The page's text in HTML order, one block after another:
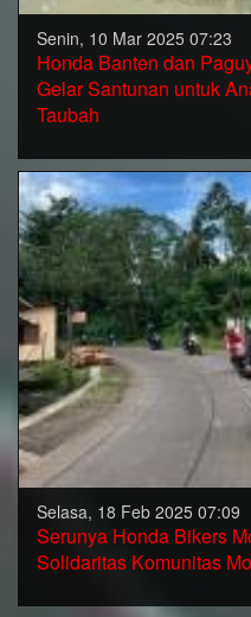
Senin, 10 Mar 2025 07:23
Honda Banten dan
Gelar Santunan untuk
Taubah
Selasa, 18 Feb 2025 07:09
Serunya Honda Bikers
Solidaritas Komunitas